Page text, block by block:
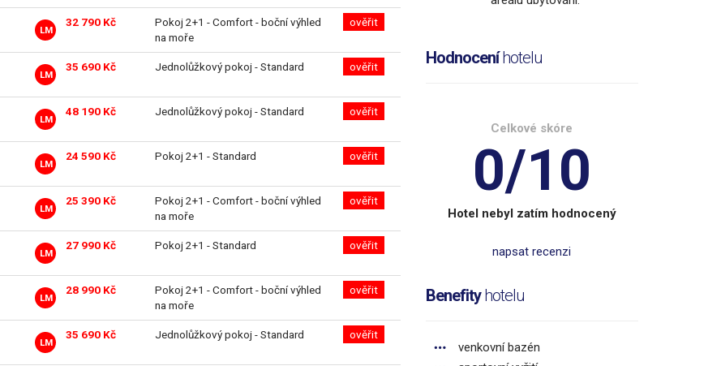
LM
32 790 Kč
Pokoj 2+1 - Comfort - boční výhled
na moře
ověřit
LM
35 690 Kč Jednolůžkový pokoj - Standard ověřit
LM
48 190 Kč Jednolůžkový pokoj - Standard ověřit
LM
24 590 Kč Pokoj 2+1 - Standard ověřit
LM
25 390 Kč
Pokoj 2+1 - Comfort - boční výhled
na moře
ověřit
LM
27 990 Kč Pokoj 2+1 - Standard ověřit
LM
28 990 Kč
Pokoj 2+1 - Comfort - boční výhled
na moře
ověřit
LM
35 690 Kč Jednolůžkový pokoj - Standard ověřit
Hodnoceníhotelu
Celkové skóre
0/10
Hotel nebyl zatím hodnocený
napsat recenzi
Benefityhotelu
venkovní bazén